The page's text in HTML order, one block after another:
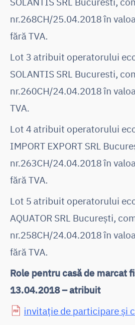
nr.268CH/25.04.2018 în
fără TVA.
Lot 3 atribuit operatorului
SOLANTIS SRL Bucuresti,
nr.260CH/24.04.2018 în
TVA.
Lot 4 atribuit operatorului
IMPORT EXPORT SRL
nr.263CH/24.04.2018 în
fără TVA.
Lot 5 atribuit operatorului
AQUATOR SRL București,
nr.258CH/24.04.2018 în
fără TVA.
Role pentru casă de marcat
13.04.2018 – atribuit
invitație de participare și